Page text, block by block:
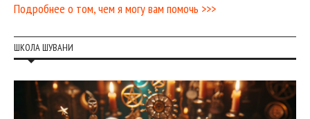
Подробнее о том, чем я могу вам помочь >>>
ШКОЛА ШУВАНИ